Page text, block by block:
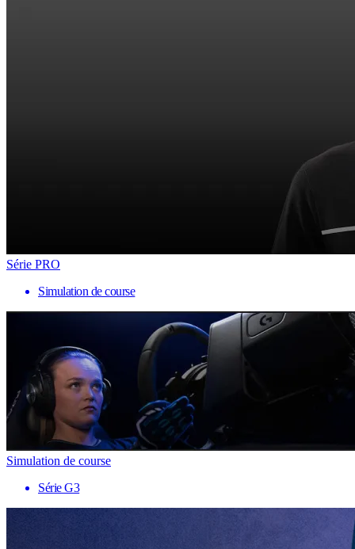
Série PRO
Simulation de course
Simulation de course
Série G3